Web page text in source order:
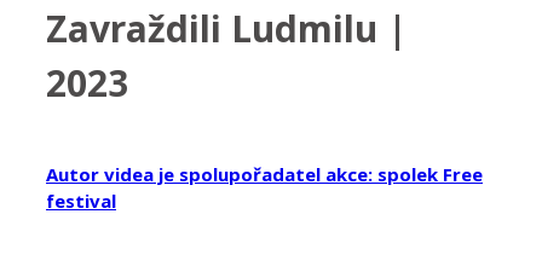
Zavraždili Ludmilu |
2023
Autor videa je spolupořadatel akce: spolek Free
festival